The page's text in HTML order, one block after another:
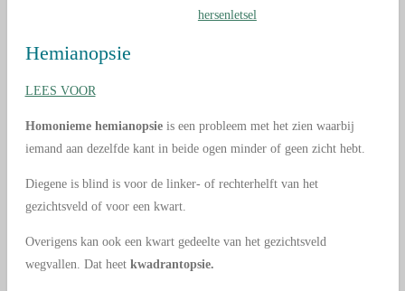
hersenletsel
Hemianopsie
LEES VOOR
Homonieme hemianopsieis een probleem met het zien waarbij
iemand aan dezelfde kant in beide ogen minder of geen zicht hebt.
Diegene is blind is voor de linker- of rechterhelft van het
gezichtsveld of voor een kwart.
Overigens kan ook een kwart gedeelte van het gezichtsveld
wegvallen. Dat heet kwadrantopsie.